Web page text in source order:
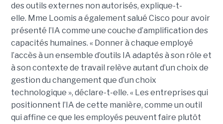
des outils externes non autorisés, explique-t-
elle. Mme Loomis a également salué Cisco pour avoir
présenté l’IA comme une couche d’amplification des
capacités humaines. « Donner à chaque employé
l’accès à un ensemble d’outils IA adaptés à son rôle et
à son contexte de travail relève autant d’un choix de
gestion du changement que d’un choix
technologique », déclare-t-elle. « Les entreprises qui
positionnent l’IA de cette manière, comme un outil
qui affine ce que les employés peuvent faire plutôt